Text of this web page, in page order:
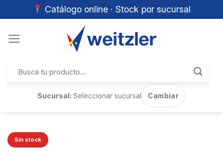
Catálogo online · Stock por sucursal
por:
Sucursal:Seleccionar sucursal Cambiar
Sin stock